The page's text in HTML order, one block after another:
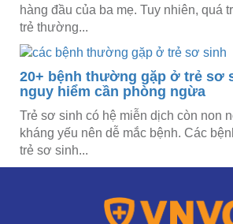
hàng đầu của ba mẹ. Tuy nhiên, quá
trẻ thường...
20+ bệnh thường gặp ở trẻ sơ
nguy hiểm cần phòng ngừa
Trẻ sơ sinh có hệ miễn dịch còn non
kháng yếu nên dễ mắc bệnh. Các
trẻ sơ sinh...